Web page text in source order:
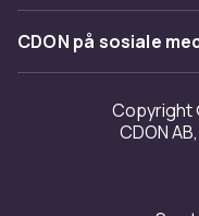
Kundeanmeldelser
Jobbe på CDON
Investor relations
Tilgjengelighet
Merchant Help
CDON på sosiale
Copyright
CDON